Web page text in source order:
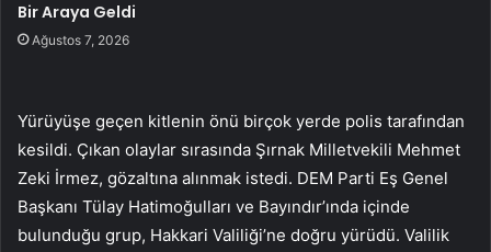
Bir Araya Geldi
Ağustos 7, 2026
Yürüyüşe geçen kitlenin önü birçok yerde polis tarafından
kesildi. Çıkan olaylar sırasında Şırnak Milletvekili Mehmet
Zeki İrmez, gözaltına alınmak istedi. DEM Parti Eş Genel
Başkanı Tülay Hatimoğulları ve Bayındır’ında içinde
bulunduğu grup, Hakkari Valiliği’ne doğru yürüdü. Valilik